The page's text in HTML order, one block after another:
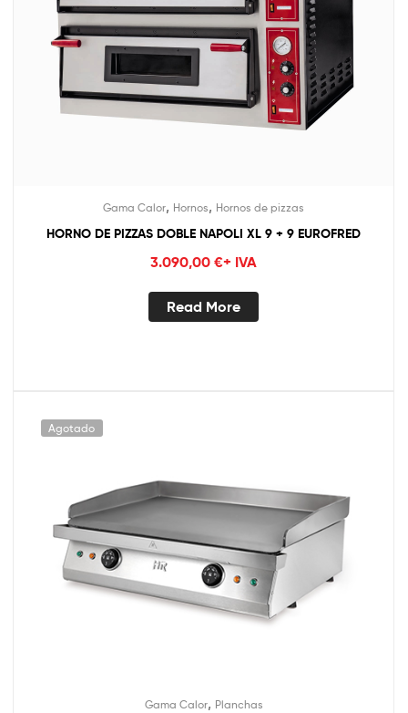
Gama Calor, Hornos, Hornos de pizzas
HORNO DE PIZZAS DOBLE NAPOLI XL 9 + 9 EUROFRED
3.090,00 €+ IVA
Read More
Agotado
Gama Calor, Planchas